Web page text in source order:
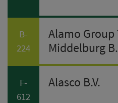
B-
224
Alamo
Middelburg
F-
612
Alasco B.V.